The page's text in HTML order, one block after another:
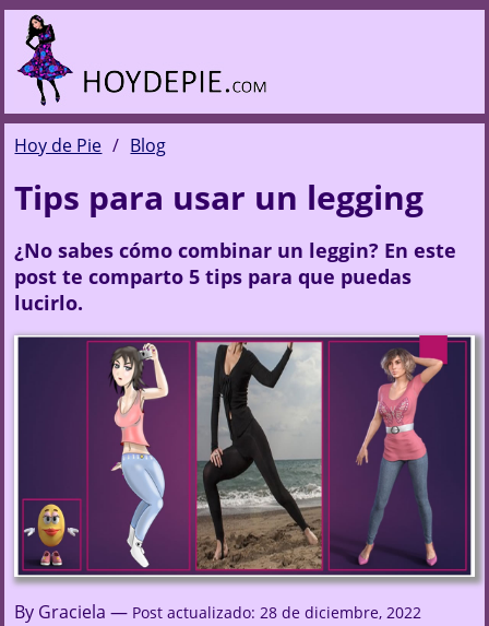
Hoy de Pie Blog
Tips para usar un legging
¿No sabes cómo combinar un leggin? En este
post te comparto 5 tips para que puedas
lucirlo.
By Graciela — Post actualizado: 28 de diciembre, 2022